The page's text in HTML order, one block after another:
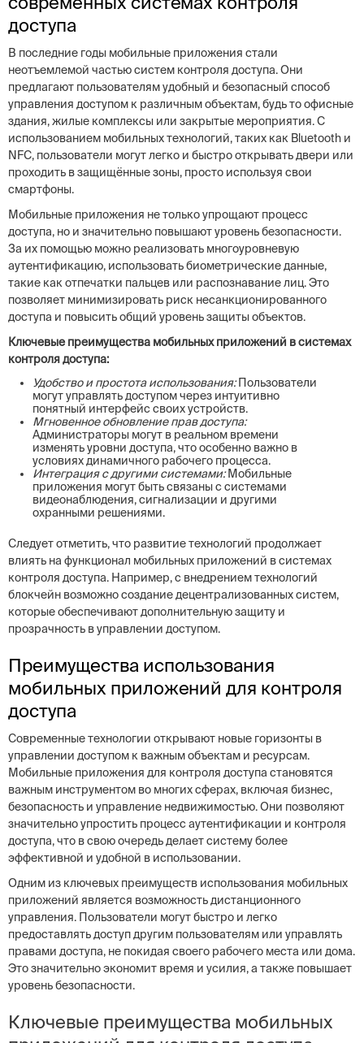
доступа
В последние годы мобильные приложения стали
неотъемлемой частью систем контроля доступа. Они
предлагают пользователям удобный и безопасный способ
управления доступом к различным объектам, будь то офисные
здания, жилые комплексы или закрытые мероприятия. С
использованием мобильных технологий, таких как Bluetooth и
NFC, пользователи могут легко и быстро открывать двери или
проходить в защищённые зоны, просто используя свои
смартфоны.
Мобильные приложения не только упрощают процесс
доступа, но и значительно повышают уровень безопасности.
За их помощью можно реализовать многоуровневую
аутентификацию, использовать биометрические данные,
такие как отпечатки пальцев или распознавание лиц. Это
позволяет минимизировать риск несанкционированного
доступа и повысить общий уровень защиты объектов.
Ключевые преимущества мобильных приложений в системах
контроля доступа:
Удобство и простота использования:Пользователи
могут управлять доступом через интуитивно
понятный интерфейс своих устройств.
Мгновенное обновление прав доступа:
Администраторы могут в реальном времени
изменять уровни доступа, что особенно важно в
условиях динамичного рабочего процесса.
Интеграция с другими системами:Мобильные
приложения могут быть связаны с системами
видеонаблюдения, сигнализации и другими
охранными решениями.
Следует отметить, что развитие технологий продолжает
влиять на функционал мобильных приложений в системах
контроля доступа. Например, с внедрением технологий
блокчейн возможно создание децентрализованных систем,
которые обеспечивают дополнительную защиту и
прозрачность в управлении доступом.
Преимущества использования
мобильных приложений для контроля
доступа
Современные технологии открывают новые горизонты в
управлении доступом к важным объектам и ресурсам.
Мобильные приложения для контроля доступа становятся
важным инструментом во многих сферах, включая бизнес,
безопасность и управление недвижимостью. Они позволяют
значительно упростить процесс аутентификации и контроля
доступа, что в свою очередь делает систему более
эффективной и удобной в использовании.
Одним из ключевых преимуществ использования мобильных
приложений является возможность дистанционного
управления. Пользователи могут быстро и легко
предоставлять доступ другим пользователям или управлять
правами доступа, не покидая своего рабочего места или дома.
Это значительно экономит время и усилия, а также повышает
уровень безопасности.
Ключевые преимущества мобильных